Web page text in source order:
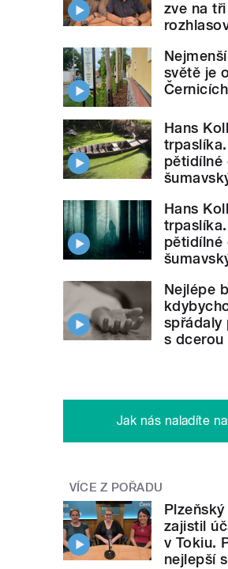
zve na
světě je
Černicích
Hans
pětidílné
Hans
pětidílné
Nejlépe
spřádaly
s dcerou
Jak nás naladíte
VÍCE Z POŘADU
zajistil
v Tokiu.
nejlepší